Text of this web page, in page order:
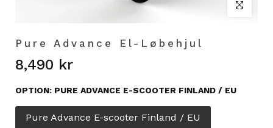
Click to
Pure Advance El-Løbehjul
8,490 kr
OPTION: PURE ADVANCE E-SCOOTER FINLAND / EU
Pure Advance E-scooter Finland / EU